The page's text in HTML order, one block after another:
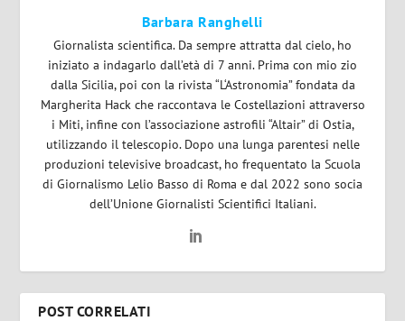
Barbara Ranghelli
Giornalista scientifica. Da sempre attratta dal cielo, ho
iniziato a indagarlo dall’età di 7 anni. Prima con mio zio
dalla Sicilia, poi con la rivista “L‘Astronomia” fondata da
Margherita Hack che raccontava le Costellazioni attraverso
i Miti, infine con l’associazione astrofili “Altair” di Ostia,
utilizzando il telescopio. Dopo una lunga parentesi nelle
produzioni televisive broadcast, ho frequentato la Scuola
di Giornalismo Lelio Basso di Roma e dal 2022 sono socia
dell’Unione Giornalisti Scientifici Italiani.
POST CORRELATI